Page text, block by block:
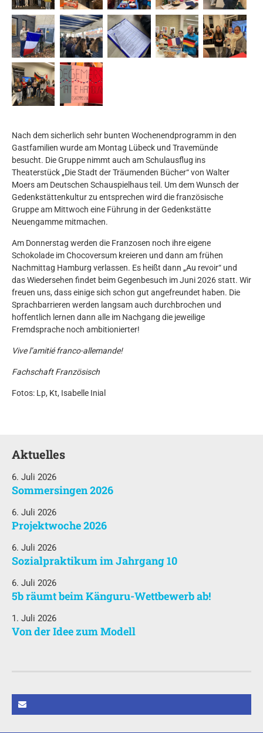
Nach dem sicherlich sehr bunten Wochenendprogramm in den
Gastfamilien wurde am Montag Lübeck und Travemünde
besucht. Die Gruppe nimmt auch am Schulausflug ins
Theaterstück „Die Stadt der Träumenden Bücher“ von Walter
Moers am Deutschen Schauspielhaus teil. Um dem Wunsch der
Gedenkstättenkultur zu entsprechen wird die französische
Gruppe am Mittwoch eine Führung in der Gedenkstätte
Neuengamme mitmachen.
Am Donnerstag werden die Franzosen noch ihre eigene
Schokolade im Chocoversum kreieren und dann am frühen
Nachmittag Hamburg verlassen. Es heißt dann „Au revoir“ und
das Wiedersehen findet beim Gegenbesuch im Juni 2026 statt. Wir
freuen uns, dass einige sich schon gut angefreundet haben. Die
Sprachbarrieren werden langsam auch durchbrochen und
hoffentlich lernen dann alle im Nachgang die jeweilige
Fremdsprache noch ambitionierter!
Vive l’amitié franco-allemande!
Fachschaft Französisch
Fotos: Lp, Kt, Isabelle Inial
Aktuelles
6. Juli 2026
Sommersingen 2026
6. Juli 2026
Projektwoche 2026
6. Juli 2026
Sozialpraktikum im Jahrgang 10
6. Juli 2026
5b räumt beim Känguru-Wettbewerb ab!
1. Juli 2026
Von der Idee zum Modell